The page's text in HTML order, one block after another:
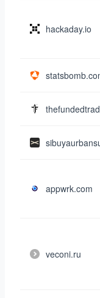
hackaday.io
appwrk.com
veconi.ru